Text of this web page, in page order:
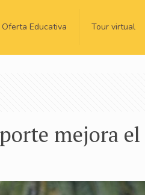
Oferta Educativa Tour virtual
mejora